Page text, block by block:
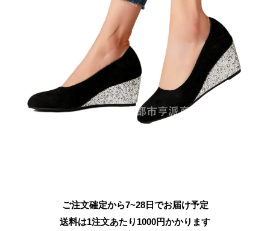
ご注文確定から7~28日でお届け予定
送料は1注文あたり 1000円かかります